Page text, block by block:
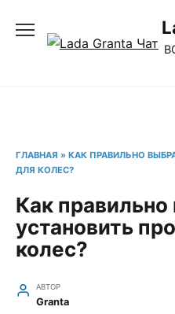
содержанию
ГЛАВНАЯ » КАК ПРАВИЛЬНО
ДЛЯ КОЛЕС?
Как правильно
установить
колес?
АВТОР
Granta